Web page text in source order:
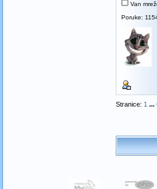
Van
Poruke:
Stranice: 1 ...